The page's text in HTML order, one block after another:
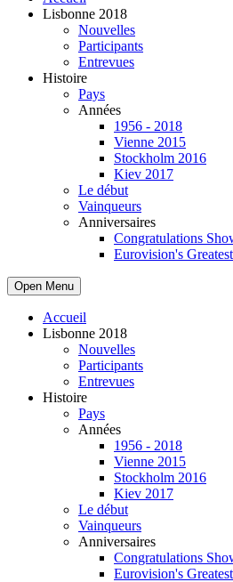
Lisbonne 2018
Nouvelles
Participants
Entrevues
Histoire
Pays
Années
1956 - 2018
Vienne 2015
Stockholm 2016
Kiev 2017
Le début
Vainqueurs
Anniversaires
Congratulations
Eurovision's
Open Menu
Accueil
Lisbonne 2018
Nouvelles
Participants
Entrevues
Histoire
Pays
Années
1956 - 2018
Vienne 2015
Stockholm 2016
Kiev 2017
Le début
Vainqueurs
Anniversaires
Congratulations
Eurovision's